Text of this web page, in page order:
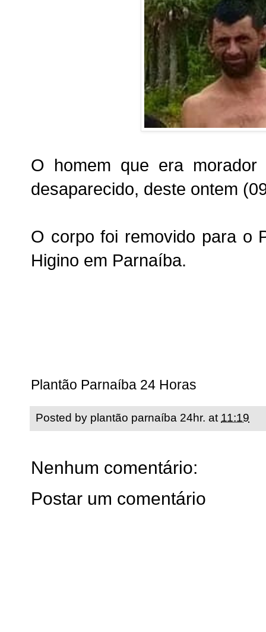
O homem que era morador
desaparecido, deste ontem
O corpo foi removido para o
Higino em Parnaíba.
Plantão Parnaíba 24 Horas
Posted by plantão parnaíba 24hr. at 11:19
Nenhum comentário:
Postar um comentário